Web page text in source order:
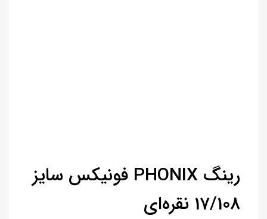
رینگ PHONIX فونیکس سایز
17/108 نقره‌ای